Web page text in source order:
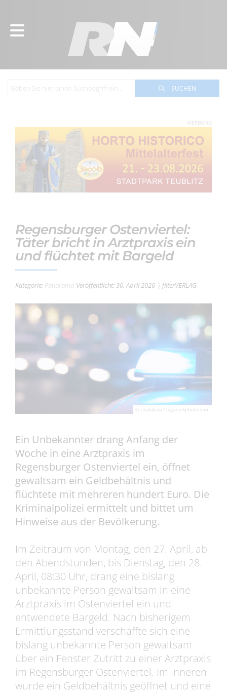
SUCHEN
WERBUNG
Regensburger Ostenviertel:
Täter bricht in Arztpraxis ein
und flüchtet mit Bargeld
Kategorie: Panorama Veröffentlicht: 30. April 2026 | filterVERLAG
© chalabala / bigstockphoto.com
Ein Unbekannter drang Anfang der
Woche in eine Arztpraxis im
Regensburger Ostenviertel ein, öffnet
gewaltsam ein Geldbehältnis und
flüchtete mit mehreren hundert Euro. Die
Kriminalpolizei ermittelt und bittet um
Hinweise aus der Bevölkerung.
Im Zeitraum von Montag, den 27. April, ab
den Abendstunden, bis Dienstag, den 28.
April, 08:30 Uhr, drang eine bislang
unbekannte Person gewaltsam in eine
Arztpraxis im Ostenviertel ein und
entwendete Bargeld. Nach bisherigem
Ermittlungsstand verschaffte sich eine
bislang unbekannte Person gewaltsam
über ein Fenster Zutritt zu einer Arztpraxis
im Regensburger Ostenviertel. Im Inneren
wurde ein Geldbehältnis geöffnet und eine